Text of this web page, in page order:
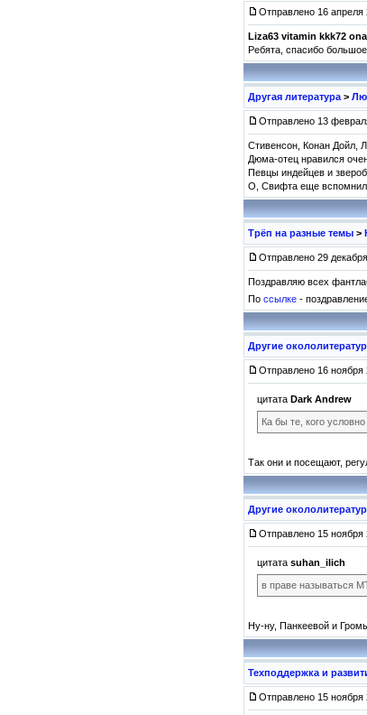
Отправлено 16 апреля
Liza63 vitamin kkk72 ona
Ребята, спасибо
Другая литература >
Отправлено 13
Стивенсон, Конан Дойл,
Дюма-отец нравился
Певцы индейцев и
О, Свифта еще
Трёп на разные темы >
Отправлено 29
Поздравляю всех
По ссылке -
Другие
Отправлено 16 ноября
цитата Dark Andrew
Ка бы те, кого
Так они и посещают,
Другие
Отправлено 15 ноября
цитата suhan_ilich
в праве называться
Ну-ну, Панкеевой и
Техподдержка и
Отправлено 15 ноября